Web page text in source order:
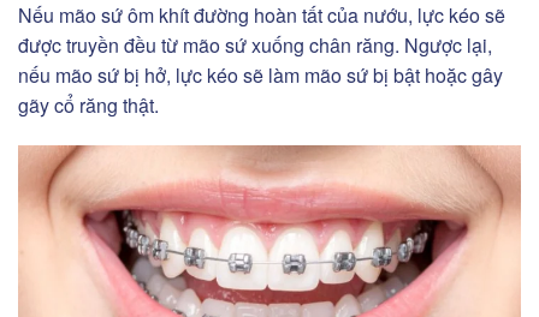
Nếu mão sứ ôm khít đường hoàn tất của nướu, lực kéo sẽ
được truyền đều từ mão sứ xuống chân răng. Ngược lại,
nếu mão sứ bị hở, lực kéo sẽ làm mão sứ bị bật hoặc gây
gãy cổ răng thật.